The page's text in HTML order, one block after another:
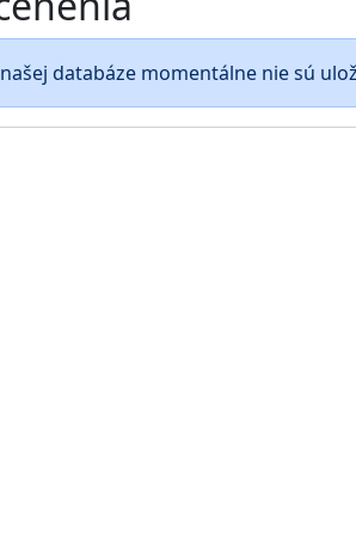
databáze momentálne nie sú